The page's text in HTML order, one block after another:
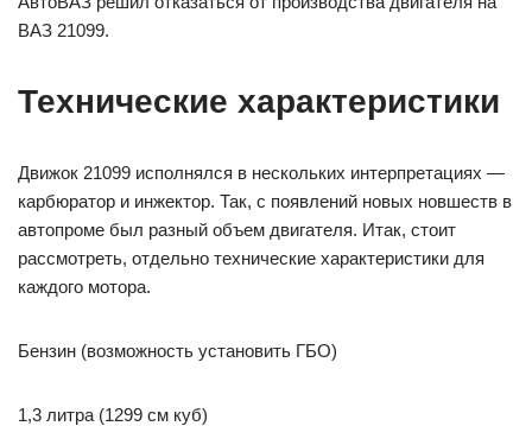
ВАЗ 21099.
Технические характеристики
Движок 21099 исполнялся в нескольких интерпретациях —
карбюратор и инжектор. Так, с появлений новых новшеств в
автопроме был разный объем двигателя. Итак, стоит
рассмотреть, отдельно технические характеристики для
каждого мотора.
Бензин (возможность установить ГБО)
1,3 литра (1299 см куб)